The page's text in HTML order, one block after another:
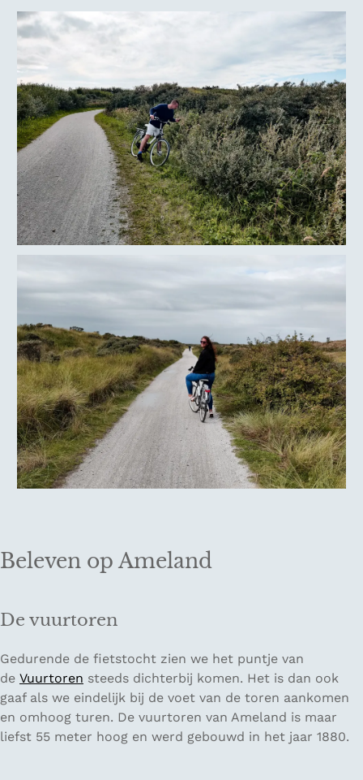
Beleven op Ameland
De vuurtoren
Gedurende de fietstocht zien we het puntje van
de Vuurtoren steeds dichterbij komen. Het is dan ook
gaaf als we eindelijk bij de voet van de toren aankomen
en omhoog turen. De vuurtoren van Ameland is maar
liefst 55 meter hoog en werd gebouwd in het jaar 1880.